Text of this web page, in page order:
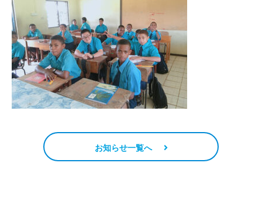
お知らせ一覧へ